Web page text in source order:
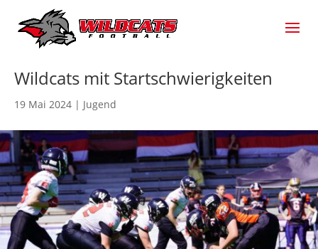
Wildcats mit Startschwierigkeiten
19 Mai 2024 | Jugend